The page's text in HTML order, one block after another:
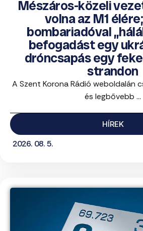
Mészáros-közeli
volna az M1
bombariadóval
befogadást egy
dróncsapás egy
strandon
A Szent Korona Rádió weboldalán
és legbővebb ...
HÍREK
2026. 08. 5.